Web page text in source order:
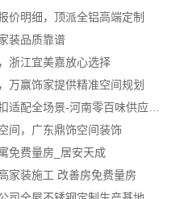
价明细，顶派全铝高端定制
装品质靠谱
浙江宜美嘉放心选择
万赢饰家提供精准空间规划
零百味低成本零食硬折扣适配全场景-河南零百味供应链有限公司
间，广东鼎饰空间装饰
免费量房_居安天成
家装施工 改善房免费量房